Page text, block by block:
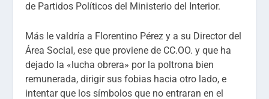
de Partidos Políticos del Ministerio del Interior.
Más le valdría a Florentino Pérez y a su Director del
Área Social, ese que proviene de CC.OO. y que ha
dejado la «lucha obrera» por la poltrona bien
remunerada, dirigir sus fobias hacia otro lado, e
intentar que los símbolos que no entraran en el